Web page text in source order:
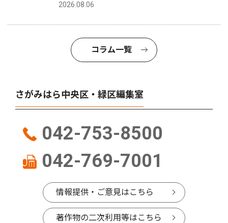
2026.08.06
コラム一覧
さがみはら中央区・緑区編集室
042-753-8500
042-769-7001
情報提供・ご意見はこちら
著作物の二次利用等はこちら